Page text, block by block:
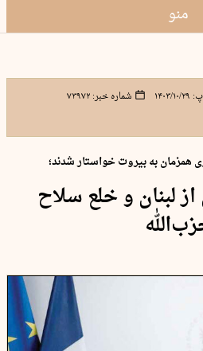
منو
۱۴۰۳/۱۰/۲۹ شماره خبر:۷۳۹۷۲
به بیروت خواستار شدند؛
لبنان و خلع سلاح